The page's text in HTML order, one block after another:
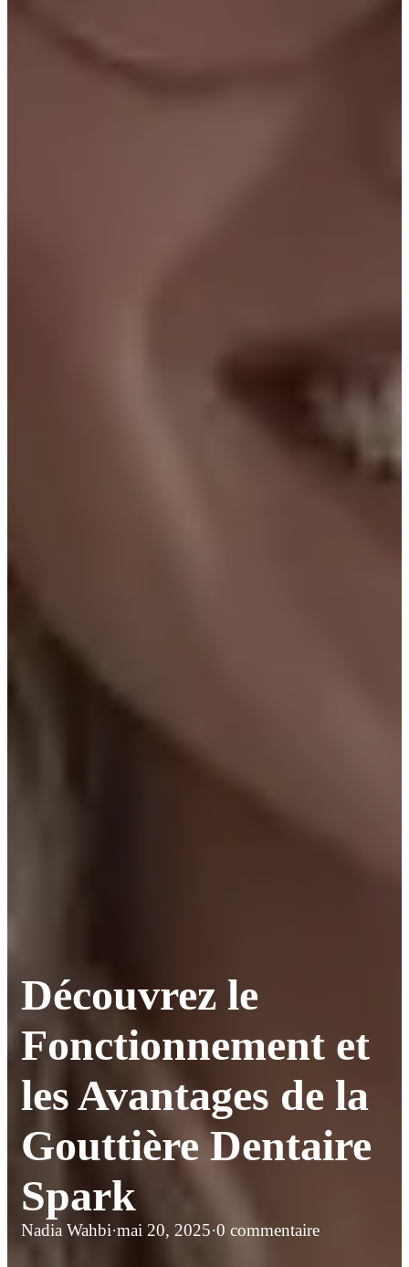
Découvrez le
Fonctionnement et
les Avantages de la
Gouttière Dentaire
Spark
Nadia Wahbi·mai 20, 2025·0 commentaire